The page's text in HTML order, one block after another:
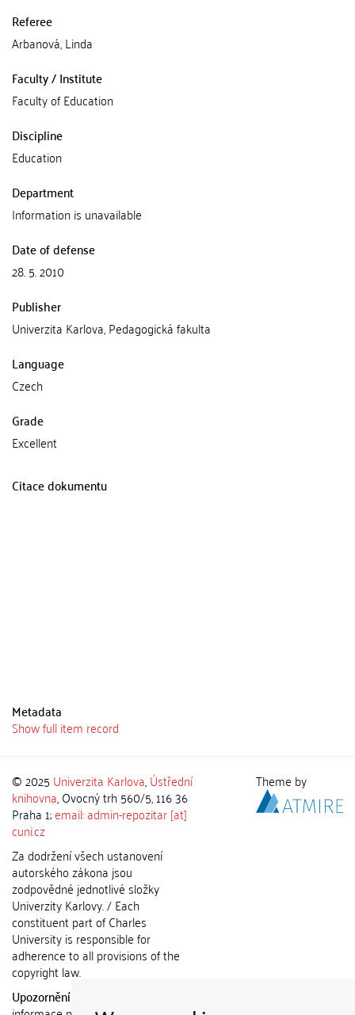
Referee
Arbanová, Linda
Faculty / Institute
Faculty of Education
Discipline
Education
Department
Information is unavailable
Date of defense
28. 5. 2010
Publisher
Univerzita Karlova, Pedagogická fakulta
Language
Czech
Grade
Excellent
Citace dokumentu
Metadata
Show full item record
© 2025 Univerzita Karlova,Ústřední
knihovna, Ovocný trh 560/5, 116 36
Praha 1;email: admin-repozitar [at]
cuni.cz
Za dodržení všech ustanovení
autorského zákona jsou
zodpovědné jednotlivé složky
Univerzity Karlovy. / Each
constituent part of Charles
University is responsible for
adherence to all provisions of the
copyright law.
Upozornění / Notice:
Theme by